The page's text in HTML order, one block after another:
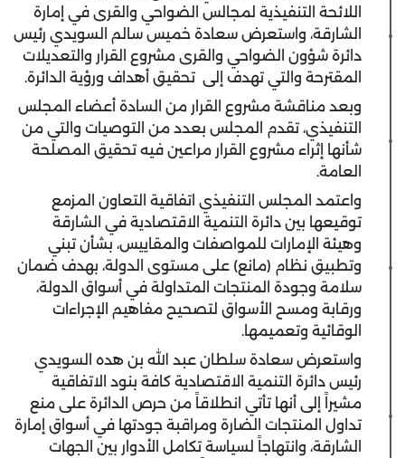
اللائحة التنفيذية لمجالس الضواحي والقرى في إمارة
الشارقة، واستعرض سعادة خميس سالم السويدي رئيس
دائرة شؤون الضواحي والقرى مشروع القرار والتعديلات
المقترحة والتي تهدف إلى تحقيق أهداف ورؤية الدائرة.
وبعد مناقشة مشروع القرار من السادة أعضاء المجلس
التنفيذي، تقدم المجلس بعدد من التوصيات والتي من
شأنها إثراء مشروع القرار مراعين فيه تحقيق المصلحة
العامة.
واعتمد المجلس التنفيذي اتفاقية التعاون المزمع
توقيعها بين دائرة التنمية الاقتصادية في الشارقة
وهيئة الإمارات للمواصفات والمقاييس، بشأن تبني
وتطبيق نظام (مانع) على مستوى الدولة، بهدف ضمان
سلامة وجودة المنتجات المتداولة في أسواق الدولة،
ورقابة ومسح الأسواق لتصحيح مفاهيم الإجراءات
الوقائية وتعميمها.
واستعرض سعادة سلطان عبد الله بن هده السويدي
رئيس دائرة التنمية الاقتصادية كافة بنود الاتفاقية
مشيراً إلى أنها تأتي انطلاقاً من حرص الدائرة على منع
تداول المنتجات الضارة ومراقبة جودتها في أسواق إمارة
الشارقة، وانتهاجاً لسياسة تكامل الأدوار بين الجهات